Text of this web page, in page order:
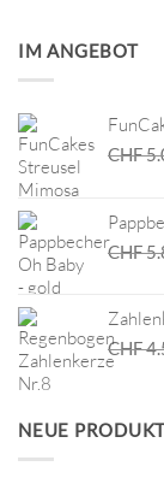
IM ANGEBOT
CHF
CHF
CHF
NEUE